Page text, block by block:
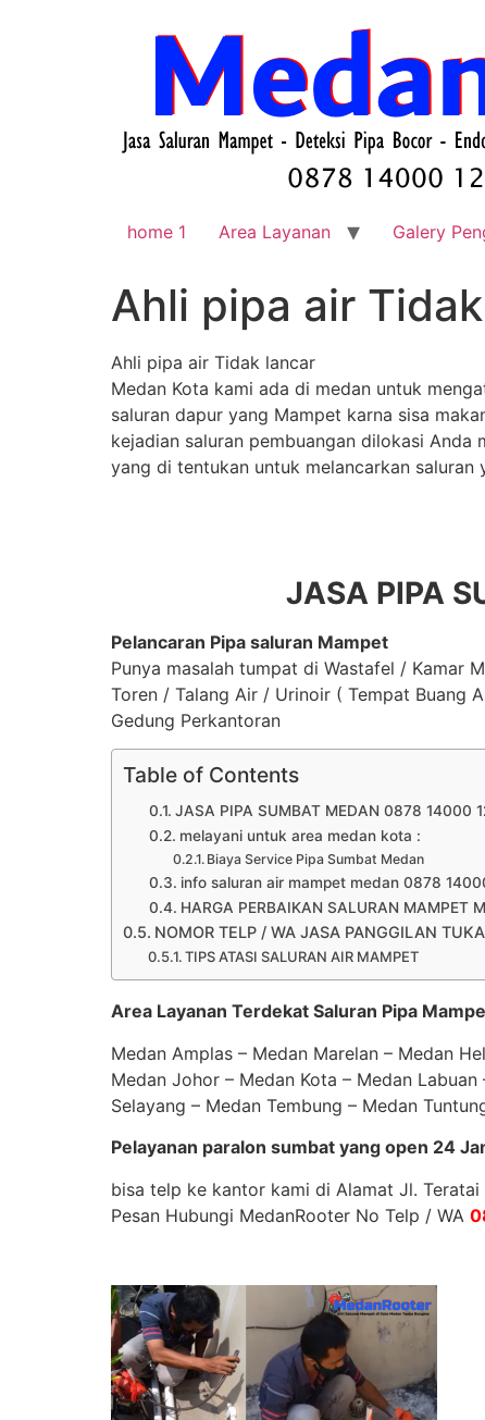
home 1 Area Layanan Galery
Ahli pipa air
Ahli pipa air Tidak lancar
Medan Kota kami ada di medan untuk
saluran dapur yang Mampet karna sisa
kejadian saluran pembuangan dilokasi Anda
yang di tentukan untuk melancarkan
JASA PIPA
Pelancaran Pipa saluran Mampet
Punya masalah tumpat di Wastafel / Kamar
Toren / Talang Air / Urinoir ( Tempat Buang
Gedung Perkantoran
Table of Contents
JASA PIPA SUMBAT MEDAN 0878 14000
melayani untuk area medan kota :
Biaya Service Pipa Sumbat Medan
info saluran air mampet medan 0878
HARGA PERBAIKAN SALURAN MAMPET
NOMOR TELP / WA JASA PANGGILAN
TIPS ATASI SALURAN AIR MAMPET
Area Layanan Terdekat Saluran Pipa
Medan Amplas – Medan Marelan – Medan
Medan Johor – Medan Kota – Medan
Selayang – Medan Tembung – Medan
Pelayanan paralon sumbat yang open 24
bisa telp ke kantor kami di Alamat Jl. Teratai
Pesan Hubungi MedanRooter No Telp / WA